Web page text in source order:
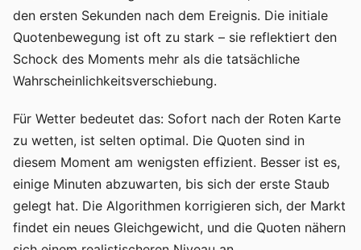
den ersten Sekunden nach dem Ereignis. Die initiale
Quotenbewegung ist oft zu stark – sie reflektiert den
Schock des Moments mehr als die tatsächliche
Wahrscheinlichkeitsverschiebung.
Für Wetter bedeutet das: Sofort nach der Roten Karte
zu wetten, ist selten optimal. Die Quoten sind in
diesem Moment am wenigsten effizient. Besser ist es,
einige Minuten abzuwarten, bis sich der erste Staub
gelegt hat. Die Algorithmen korrigieren sich, der Markt
findet ein neues Gleichgewicht, und die Quoten nähern